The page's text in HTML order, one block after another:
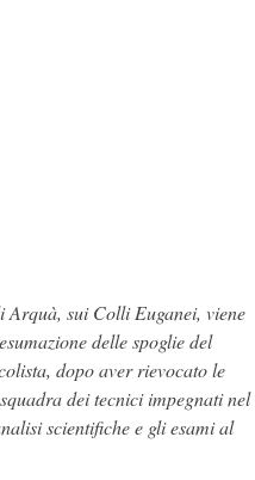
Arquà, sui Colli Euganei, viene
delle spoglie del
dopo aver rievocato le
dei tecnici impegnati nel
scientifiche e gli esami al